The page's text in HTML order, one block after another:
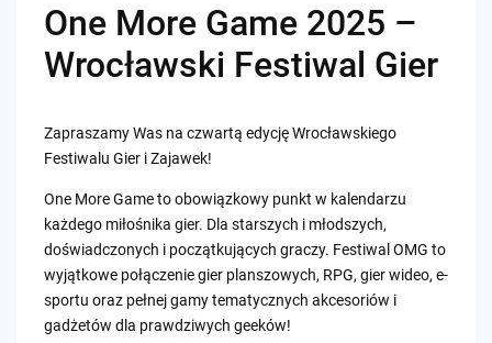
One More Game 2025 –
Wrocławski Festiwal Gier
Zapraszamy Was na czwartą edycję Wrocławskiego
Festiwalu Gier i Zajawek!
One More Game to obowiązkowy punkt w kalendarzu
każdego miłośnika gier. Dla starszych i młodszych,
doświadczonych i początkujących graczy. Festiwal OMG to
wyjątkowe połączenie gier planszowych, RPG, gier wideo, e-
sportu oraz pełnej gamy tematycznych akcesoriów i
gadżetów dla prawdziwych geeków!